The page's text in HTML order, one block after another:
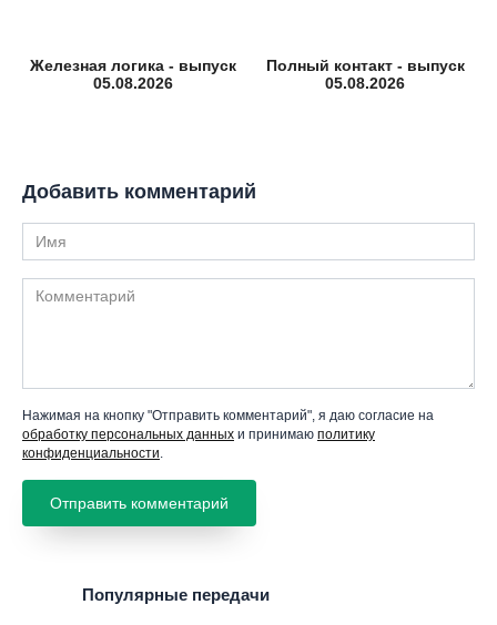
Железная логика - выпуск
05.08.2026
Полный контакт - выпуск
05.08.2026
Добавить комментарий
Имя
Комментарий
Нажимая на кнопку "Отправить комментарий", я даю согласие на
обработку персональных данных и принимаю политику
конфиденциальности.
Популярные передачи